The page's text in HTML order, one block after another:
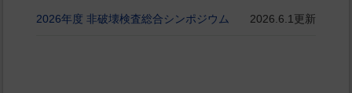
2026年度 非破壊検査総合シンポジウム 2026.6.1更新